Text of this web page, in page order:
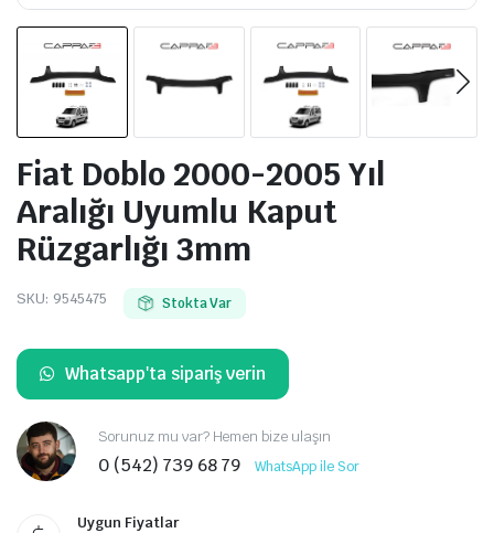
Fiat Doblo 2000-2005 Yıl
Aralığı Uyumlu Kaput
Rüzgarlığı 3mm
SKU: 9545475 Stokta Var
Whatsapp'ta sipariş verin
Sorunuz mu var? Hemen bize ulaşın
0 (542) 739 68 79 WhatsApp ile Sor
Uygun Fiyatlar